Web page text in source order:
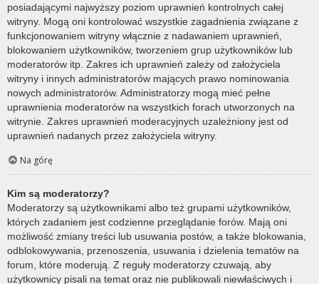
posiadającymi najwyższy poziom uprawnień kontrolnych całej
witryny. Mogą oni kontrolować wszystkie zagadnienia związane z
funkcjonowaniem witryny włącznie z nadawaniem uprawnień,
blokowaniem użytkowników, tworzeniem grup użytkowników lub
moderatorów itp. Zakres ich uprawnień zależy od założyciela
witryny i innych administratorów mających prawo nominowania
nowych administratorów. Administratorzy mogą mieć pełne
uprawnienia moderatorów na wszystkich forach utworzonych na
witrynie. Zakres uprawnień moderacyjnych uzależniony jest od
uprawnień nadanych przez założyciela witryny.
Na górę
Kim są moderatorzy?
Moderatorzy są użytkownikami albo też grupami użytkowników,
których zadaniem jest codzienne przeglądanie forów. Mają oni
możliwość zmiany treści lub usuwania postów, a także blokowania,
odblokowywania, przenoszenia, usuwania i dzielenia tematów na
forum, które moderują. Z reguły moderatorzy czuwają, aby
użytkownicy pisali na temat oraz nie publikowali niewłaściwych i